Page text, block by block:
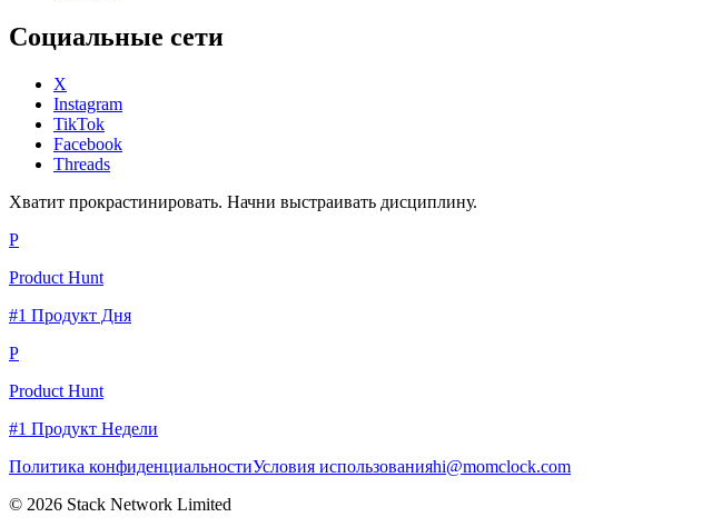
Социальные сети
X
Instagram
TikTok
Facebook
Threads
Хватит прокрастинировать. Начни выстраивать дисциплину.
P
Product Hunt
#1 Продукт Дня
P
Product Hunt
#1 Продукт Недели
Политика конфиденциальностиУсловия использованияhi@momclock.com
© 2026 Stack Network Limited